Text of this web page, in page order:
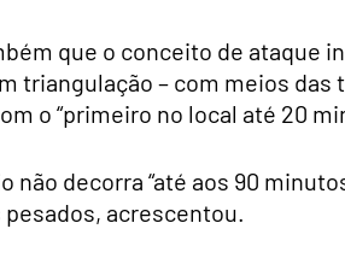
que o conceito de ataque
triangulação – com meios
o “primeiro no local até 20
não decorra “até aos 90
acrescentou.